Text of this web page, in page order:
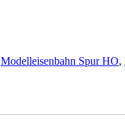
Modelleisenbahn Spur HO,